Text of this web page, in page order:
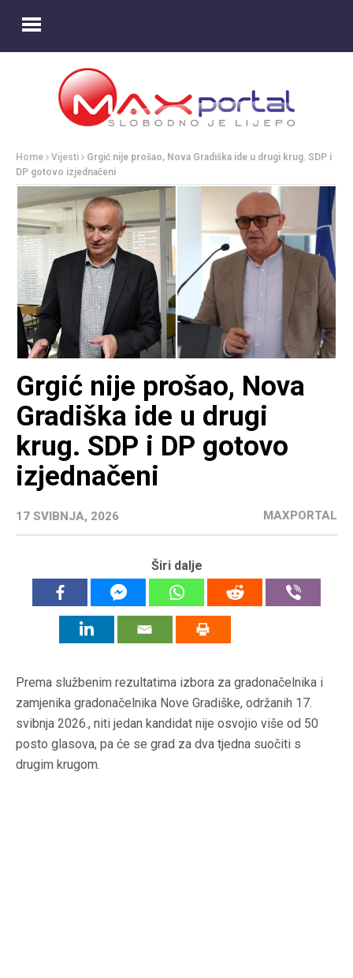
Home Vijesti
Grgić nije prošao, Nova Gradiška ide u drugi krug. SDP i
DP gotovo izjednačeni
Grgić nije prošao, Nova
Gradiška ide u drugi
krug. SDP i DP gotovo
izjednačeni
17 SVIBNJA, 2026 MAXPORTAL
Širi dalje
Prema službenim rezultatima izbora za gradonačelnika i
zamjenika gradonačelnika Nove Gradiške, održanih 17.
svibnja 2026., niti jedan kandidat nije osvojio više od 50
posto glasova, pa će se grad za dva tjedna suočiti s
drugim krugom.